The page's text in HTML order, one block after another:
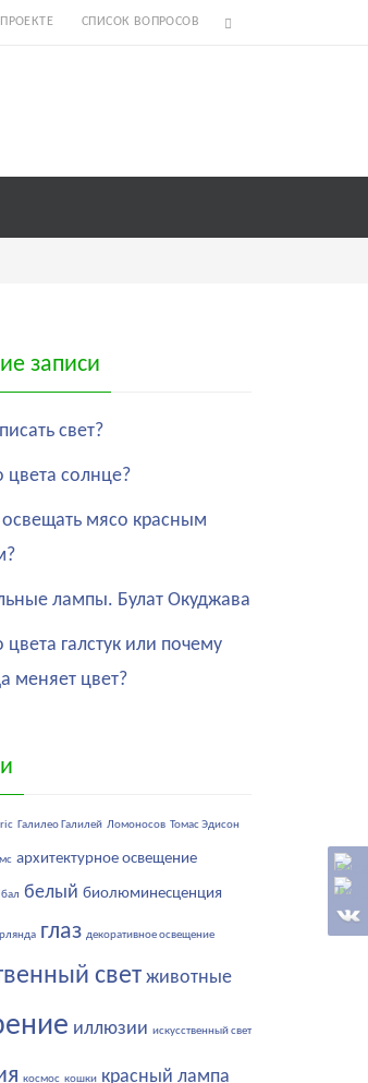
СПИСОК ВОПРОСОВ
записи
свет?
цвета солнце?
мясо красным
лампы. Булат Окуджава
цвета галстук или почему
меняет цвет?
Галилео Галилей Ломоносов Томас Эдисон
архитектурное освещение
бал белый биолюминесценция
глаз декоративное освещение
свет животные
иллюзии искусственный свет
космос кошки красный лампа